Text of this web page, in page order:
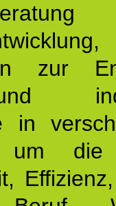
zur
in
um die